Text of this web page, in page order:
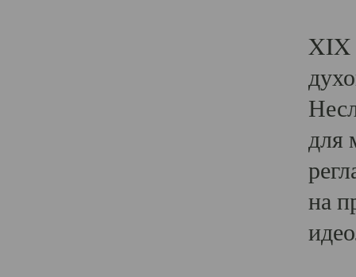
XIX
для
на